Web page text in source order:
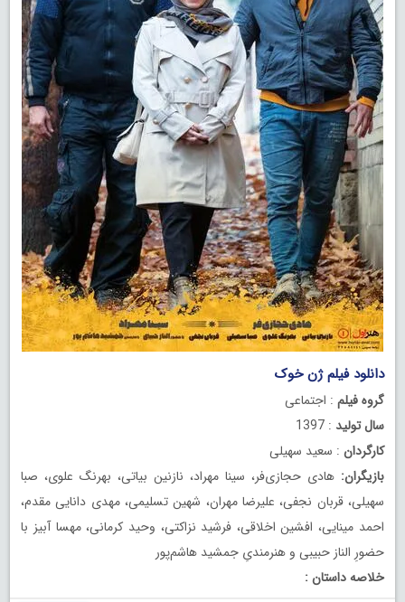
دانلود فیلم ژن خوک
گروه فیلم : اجتماعی
سال تولید : 1397
کارگردان : سعید سهیلی
بازیگران: هادی حجازی‌فر، سینا مهراد، نازنین بیاتی، بهرنگ علوی، صبا
سهیلی، قربان نجفی، علیرضا مهران، شهین تسلیمی، مهدی دانایی مقدم،
احمد مینایی، افشین اخلاقی، فرشید نزاکتی، وحید کرمانی، مهسا آبیز با
حضورِ الناز حبیبی و هنرمندیِ جمشید هاشم‌پور
خلاصه داستان :